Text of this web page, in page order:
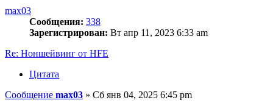
max03
Сообщения: 338
Зарегистрирован: Вт апр 11, 2023 6:33 am
Re: Ноншейвинг от HFE
Цитата
Сообщение max03 » Сб янв 04, 2025 6:45 pm